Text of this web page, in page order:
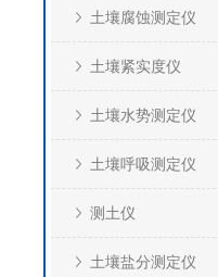
土壤腐蚀测定仪
土壤紧实度仪
土壤水势测定仪
土壤呼吸测定仪
测土仪
土壤盐分测定仪